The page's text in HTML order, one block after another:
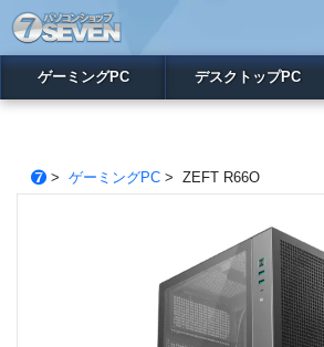
ゲーミングPC デスクトップPC
> ゲーミングPC> ZEFT R66O